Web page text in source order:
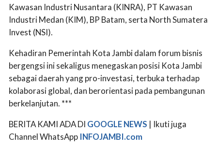
Kawasan Industri Nusantara (KINRA), PT Kawasan
Industri Medan (KIM), BP Batam, serta North Sumatera
Invest (NSI).
Kehadiran Pemerintah Kota Jambi dalam forum bisnis
bergengsi ini sekaligus menegaskan posisi Kota Jambi
sebagai daerah yang pro-investasi, terbuka terhadap
kolaborasi global, dan berorientasi pada pembangunan
berkelanjutan. ***
BERITA KAMI ADA DI GOOGLE NEWS | Ikuti juga
Channel WhatsApp INFOJAMBI.com